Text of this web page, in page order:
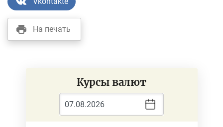
На печать
Курсы валют